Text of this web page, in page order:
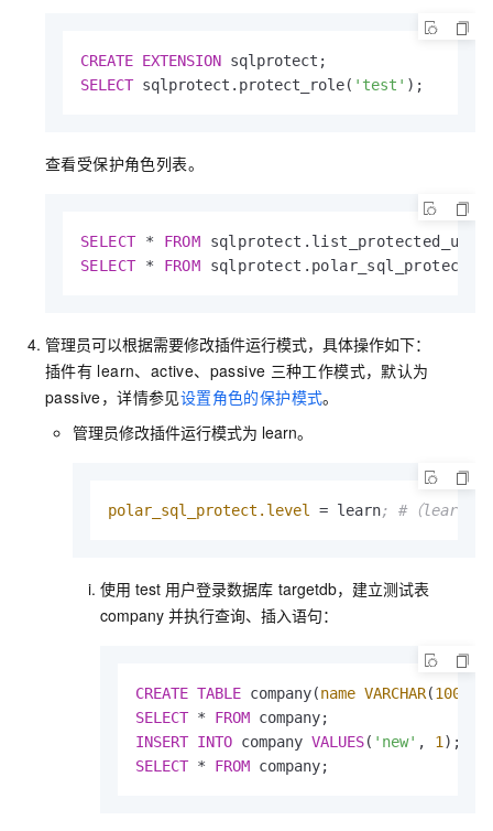
CREATE EXTENSION sqlprotect ;
SELECT sqlprotect.protect_role( 'test' ) ;
查看受保护角色列表。
SELECT * FROM
SELECT * FROM sqlprotect.polar_sql_protect;
管理员可以根据需要修改插件运行模式，具体操作如下：
插件有 learn、active、passive 三种工作模式，默认为
passive，详情参见设置角色的保护模式。
管理员修改插件运行模式为 learn。
polar_sql_protect.level = learn; #（learn/
使用 test 用户登录数据库 targetdb，建立测试表
company 并执行查询、插入语句：
CREATE TABLE company(name VARCHAR(100
SELECT * FROM
INSERT INTO company VALUES( 'new' , 1
SELECT * FROM company;